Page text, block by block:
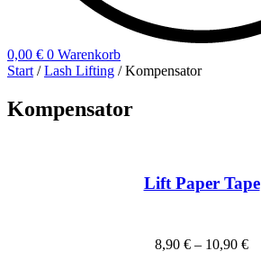
0,00 € 0 Warenkorb
Start /Lash Lifting / Kompensator
Kompensator
Lift Paper Tape
8,90 € – 10,90 €